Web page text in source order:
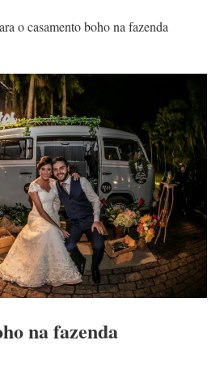
o casamento boho na fazenda
na fazenda